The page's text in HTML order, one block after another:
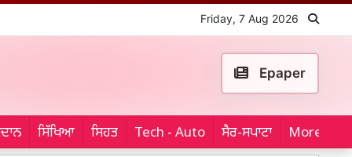
Friday, 7 Aug 2026
Epaper
ਸਿੱਖਿਆ ਸਿਹਤ Tech - Auto ਸੈਰ-ਸਪਾਟਾ More...